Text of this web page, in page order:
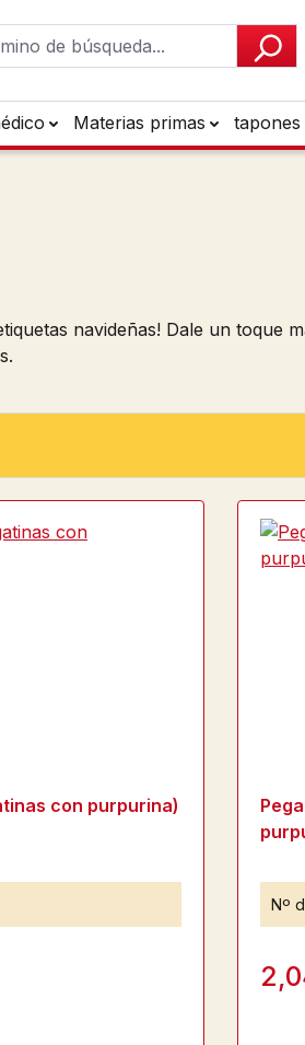
Materias primas
navideñas! Dale un toque
con purpurina)
Nº